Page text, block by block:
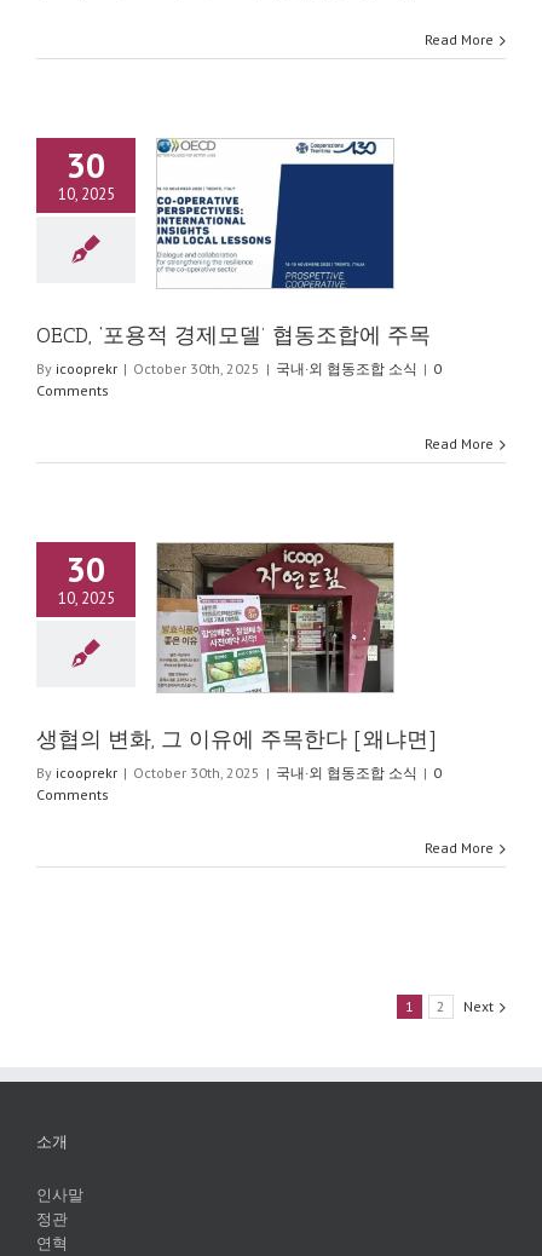
Read More
30
10, 2025
용적 경제모델’ 협
조합에 주목
협동조합 소식
OECD, ‘포용적 경제모델’ 협동조합에 주목
By icooprekr | October 30th, 2025 | 국내·외 협동조합 소식 | 0
Comments
Read More
30
10, 2025
화, 그 이유에 주
다 [왜냐면]
협동조합 소식
생협의 변화, 그 이유에 주목한다 [왜냐면]
By icooprekr | October 30th, 2025 | 국내·외 협동조합 소식 | 0
Comments
Read More
1 2 Next
소개
인사말
정관
연혁